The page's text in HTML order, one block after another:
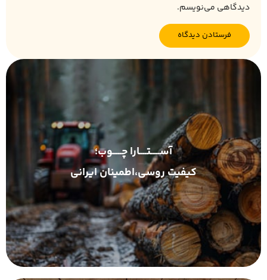
دیدگاهی می‌نویسم.
آســـــتــــارا چـــــوب؛
کیفیت روسی،اطمینان ایرانی